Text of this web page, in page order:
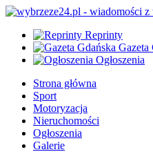
Reprinty
Gazeta
Ogłoszenia
Strona główna
Sport
Motoryzacja
Nieruchomości
Ogłoszenia
Galerie